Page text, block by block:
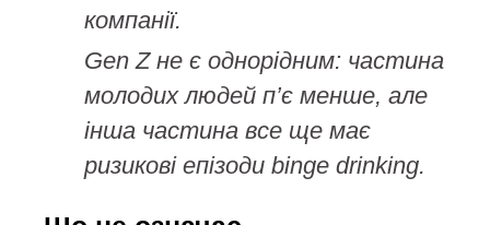
компанії.
Gen Z не є однорідним: частина
молодих людей п’є менше, але
інша частина все ще має
ризикові епізоди binge drinking.